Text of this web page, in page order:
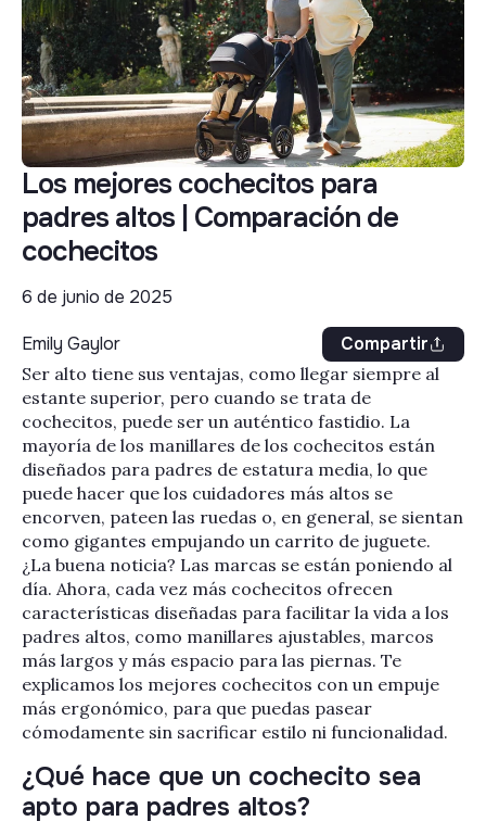
Los mejores cochecitos para
padres altos | Comparación de
cochecitos
6 de junio de 2025
Emily Gaylor Compartir
Ser alto tiene sus ventajas, como llegar siempre al
estante superior, pero cuando se trata de
cochecitos, puede ser un auténtico fastidio. La
mayoría de los manillares de los cochecitos están
diseñados para padres de estatura media, lo que
puede hacer que los cuidadores más altos se
encorven, pateen las ruedas o, en general, se sientan
como gigantes empujando un carrito de juguete.
¿La buena noticia? Las marcas se están poniendo al
día. Ahora, cada vez más cochecitos ofrecen
características diseñadas para facilitar la vida a los
padres altos, como manillares ajustables, marcos
más largos y más espacio para las piernas. Te
explicamos los mejores cochecitos con un empuje
más ergonómico, para que puedas pasear
cómodamente sin sacrificar estilo ni funcionalidad.
¿Qué hace que un cochecito sea
apto para padres altos?